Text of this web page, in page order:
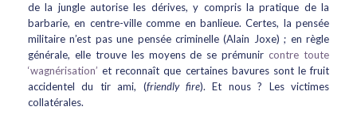
de la jungle autorise les dérives, y compris la pratique de la
barbarie, en centre-ville comme en banlieue. Certes, la pensée
militaire n’est pas une pensée criminelle (Alain Joxe) ; en règle
générale, elle trouve les moyens de se prémunircontre toute
‘wagnérisation’ et reconnaît que certaines bavures sont le fruit
accidentel du tir ami, (friendly fire). Et nous ? Les victimes
collatérales.